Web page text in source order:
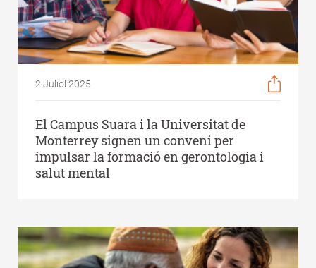
2 Juliol 2025
El Campus Suara i la Universitat de
Monterrey signen un conveni per
impulsar la formació en gerontologia i
salut mental